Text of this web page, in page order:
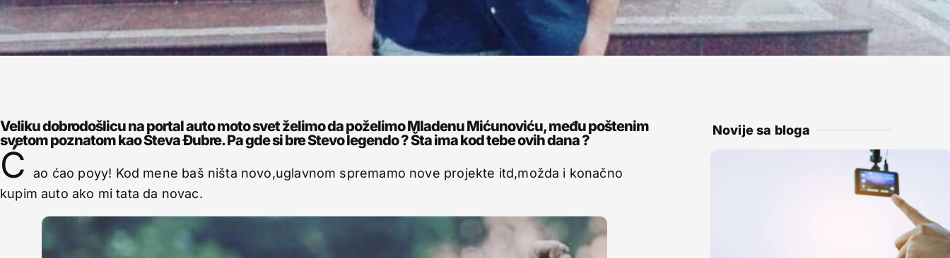
Veliku dobrodošlicu na portal auto moto svet želimo da poželimo Mladenu Mićunoviću, među poštenim
svetom poznatom kao Steva Đubre. Pa gde si bre Stevo legendo ? Šta ima kod tebe ovih dana ?
Ć
ao ćao poyy! Kod mene baš ništa novo,uglavnom spremamo nove projekte itd,možda i konačno
kupim auto ako mi tata da novac.
Novije sa bloga